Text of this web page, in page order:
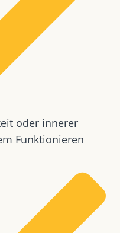
oder innerer
Funktionieren